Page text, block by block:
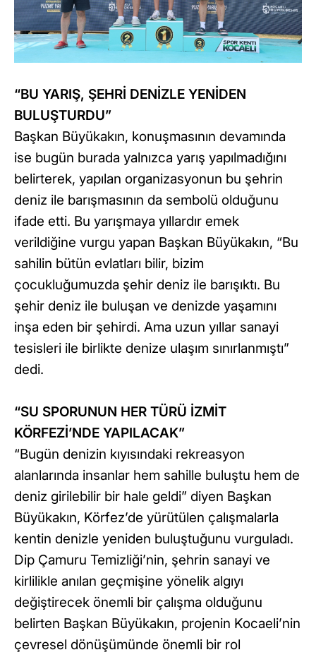
“BU YARIŞ, ŞEHRİ DENİZLE YENİDEN
BULUŞTURDU”
Başkan Büyükakın, konuşmasının devamında
ise bugün burada yalnızca yarış yapılmadığını
belirterek, yapılan organizasyonun bu şehrin
deniz ile barışmasının da sembolü olduğunu
ifade etti. Bu yarışmaya yıllardır emek
verildiğine vurgu yapan Başkan Büyükakın, “Bu
sahilin bütün evlatları bilir, bizim
çocukluğumuzda şehir deniz ile barışıktı. Bu
şehir deniz ile buluşan ve denizde yaşamını
inşa eden bir şehirdi. Ama uzun yıllar sanayi
tesisleri ile birlikte denize ulaşım sınırlanmıştı”
dedi.
“SU SPORUNUN HER TÜRÜ İZMİT
KÖRFEZİ’NDE YAPILACAK”
“Bugün denizin kıyısındaki rekreasyon
alanlarında insanlar hem sahille buluştu hem de
deniz girilebilir bir hale geldi” diyen Başkan
Büyükakın, Körfez’de yürütülen çalışmalarla
kentin denizle yeniden buluştuğunu vurguladı.
Dip Çamuru Temizliği’nin, şehrin sanayi ve
kirlilikle anılan geçmişine yönelik algıyı
değiştirecek önemli bir çalışma olduğunu
belirten Başkan Büyükakın, projenin Kocaeli’nin
çevresel dönüşümünde önemli bir rol